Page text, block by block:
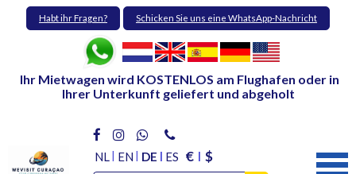
Habt ihr Fragen? Schicken Sie uns eine WhatsApp-Nachricht
Ihr Mietwagen wird KOSTENLOS am Flughafen oder in
Ihrer Unterkunft geliefert und abgeholt
NL EN DE ES € $